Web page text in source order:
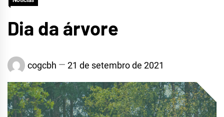
Dia da árvore
cogcbh 21 de setembro de 2021